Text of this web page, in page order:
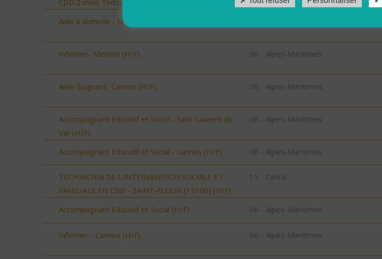
Aide à domicile - Menton (H/F)
Infirmier- Menton (H/F) 06 - Alpes-Maritimes
Aide-Soignant- Cannes (H/F) 06 - Alpes-Maritimes
Accompagnant Educatif et Social - Saint Laurent du
Var (H/F)
06 - Alpes-Maritimes
Accompagnant Educatif et Social - Cannes (H/F) 06 - Alpes-Maritimes
TECHNICIEN DE L'INTERVENTION SOCIALE ET
FAMILIALE EN CDD - SAINT-FLOUR (15100) (H/F)
15 - Cantal
Accompagnant Educatif et Social (H/F) 06 - Alpes-Maritimes
Infirmier - Cannes (H/F) 06 - Alpes-Maritimes